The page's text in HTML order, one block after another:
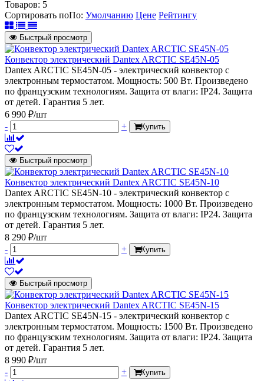
Товаров: 5
Сортировать поПо: Умолчанию Цене Рейтингу
Быстрый просмотр
Конвектор электрический Dantex ARCTIC SE45N-05
Dantex ARCTIC SE45N-05 - электрический конвектор с
электронным термостатом. Мощность: 500 Вт. Произведено
по французским технологиям. Защита от влаги: IP24. Защита
от детей. Гарантия 5 лет.
6 990 ₽/шт
-
+ Купить
Быстрый просмотр
Конвектор электрический Dantex ARCTIC SE45N-10
Dantex ARCTIC SE45N-10 - электрический конвектор с
электронным термостатом. Мощность: 1000 Вт. Произведено
по французским технологиям. Защита от влаги: IP24. Защита
от детей. Гарантия 5 лет.
8 290 ₽/шт
-
+ Купить
Быстрый просмотр
Конвектор электрический Dantex ARCTIC SE45N-15
Dantex ARCTIC SE45N-15 - электрический конвектор с
электронным термостатом. Мощность: 1500 Вт. Произведено
по французским технологиям. Защита от влаги: IP24. Защита
от детей. Гарантия 5 лет.
8 990 ₽/шт
-
+ Купить